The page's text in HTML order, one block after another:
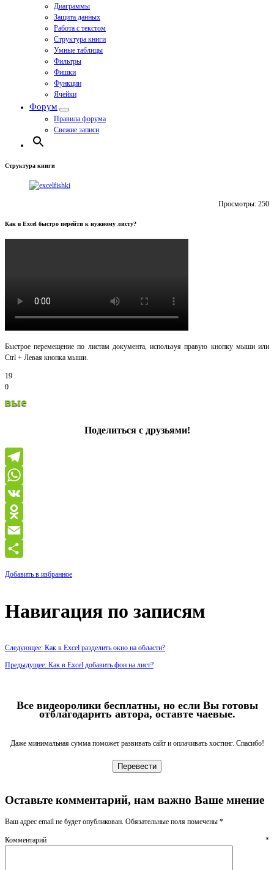
Диаграммы
Защита данных
Работа с текстом
Структура книги
Умные таблицы
Фильтры
Фишки
Функции
Ячейки
Форум
Правила форума
Свежие записи
Структура книги
Просмотры: 250
Как в Excel быстро перейти к нужному листу?
Быстрое перемещение по листам документа, используя правую кнопку мыши или
Ctrl + Левая кнопка мыши.
19
0
Поделиться с друзьями!
Telegram
WhatsApp
VK
Odnoklassniki
Email
Добавить в избранное
Навигация по записям
Следующее: Как в Excel разделить окно на области?
Предыдущее: Как в Excel добавить фон на лист?
Все видеоролики бесплатны, но если Вы готовы
отблагодарить автора, оставте чаевые.
Даже минимальная сумма поможет развивать сайт и оплачивать хостинг. Спасибо!
Перевести
Оставьте комментарий, нам важно Ваше мнение
Ваш адрес email не будет опубликован. Обязательные поля помечены *
Комментарий *